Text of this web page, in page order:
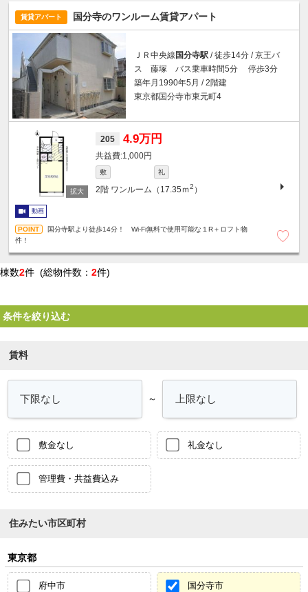
賃貸アパート 国分寺のワンルーム賃貸アパート
ＪＲ中央線国分寺駅 / 徒歩14分 / 京王バ
ス 藤塚 バス乗車時間5分 停歩3分
築年月1990年5月 / 2階建
東京都国分寺市東元町4
205 4.9万円
1,000円
敷 礼
2階 ワンルーム（17.35ｍ2 ）
動画
国分寺駅より徒歩14分！ Wi-Fi無料で使用可能な１R＋ロフト物
件！
棟数2件 (総物件数： 2件)
条件を絞り込む
賃料
～
敷金なし 礼金なし
管理費・共益費込み
住みたい市区町村
東京都
府中市 国分寺市